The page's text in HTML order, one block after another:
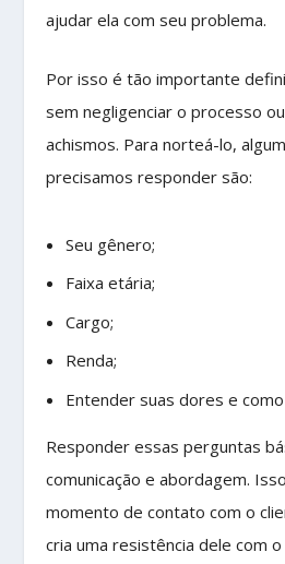
ajudar ela com seu problema.
Por isso é tão importante
sem negligenciar o processo
achismos. Para norteá-lo,
precisamos responder são:
Seu gênero;
Faixa etária;
Cargo;
Renda;
Entender suas dores e
Responder essas perguntas
comunicação e abordagem.
momento de contato com o
cria uma resistência dele com